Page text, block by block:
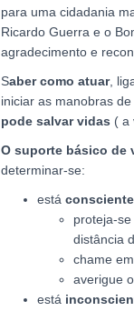
para uma cidadania
Ricardo Guerra e o
agradecimento e
Saber como atuar,
iniciar as manobras
pode salvar vidas ( a
O suporte básico de
determinar-se:
está consciente
proteja-
distância
chame
averigue
está